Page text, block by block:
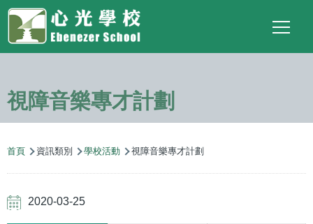
移至主內容
Top
Social
Link
Language
switcher
Main
navigation
視障音樂專才計劃
導
結
首頁 資訊類別 學校活動 視障音樂專才計劃
2020-03-25